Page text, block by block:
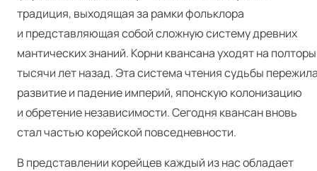
традиция, выходящая за рамки фольклора
и представляющая собой сложную систему древних
мантических знаний. Корни квансана уходят на полторы
тысячи лет назад. Эта система чтения судьбы
развитие и падение империй, японскую колонизацию
и обретение независимости. Сегодня квансан вновь
стал частью корейской повседневности.
В представлении корейцев каждый из нас обладает